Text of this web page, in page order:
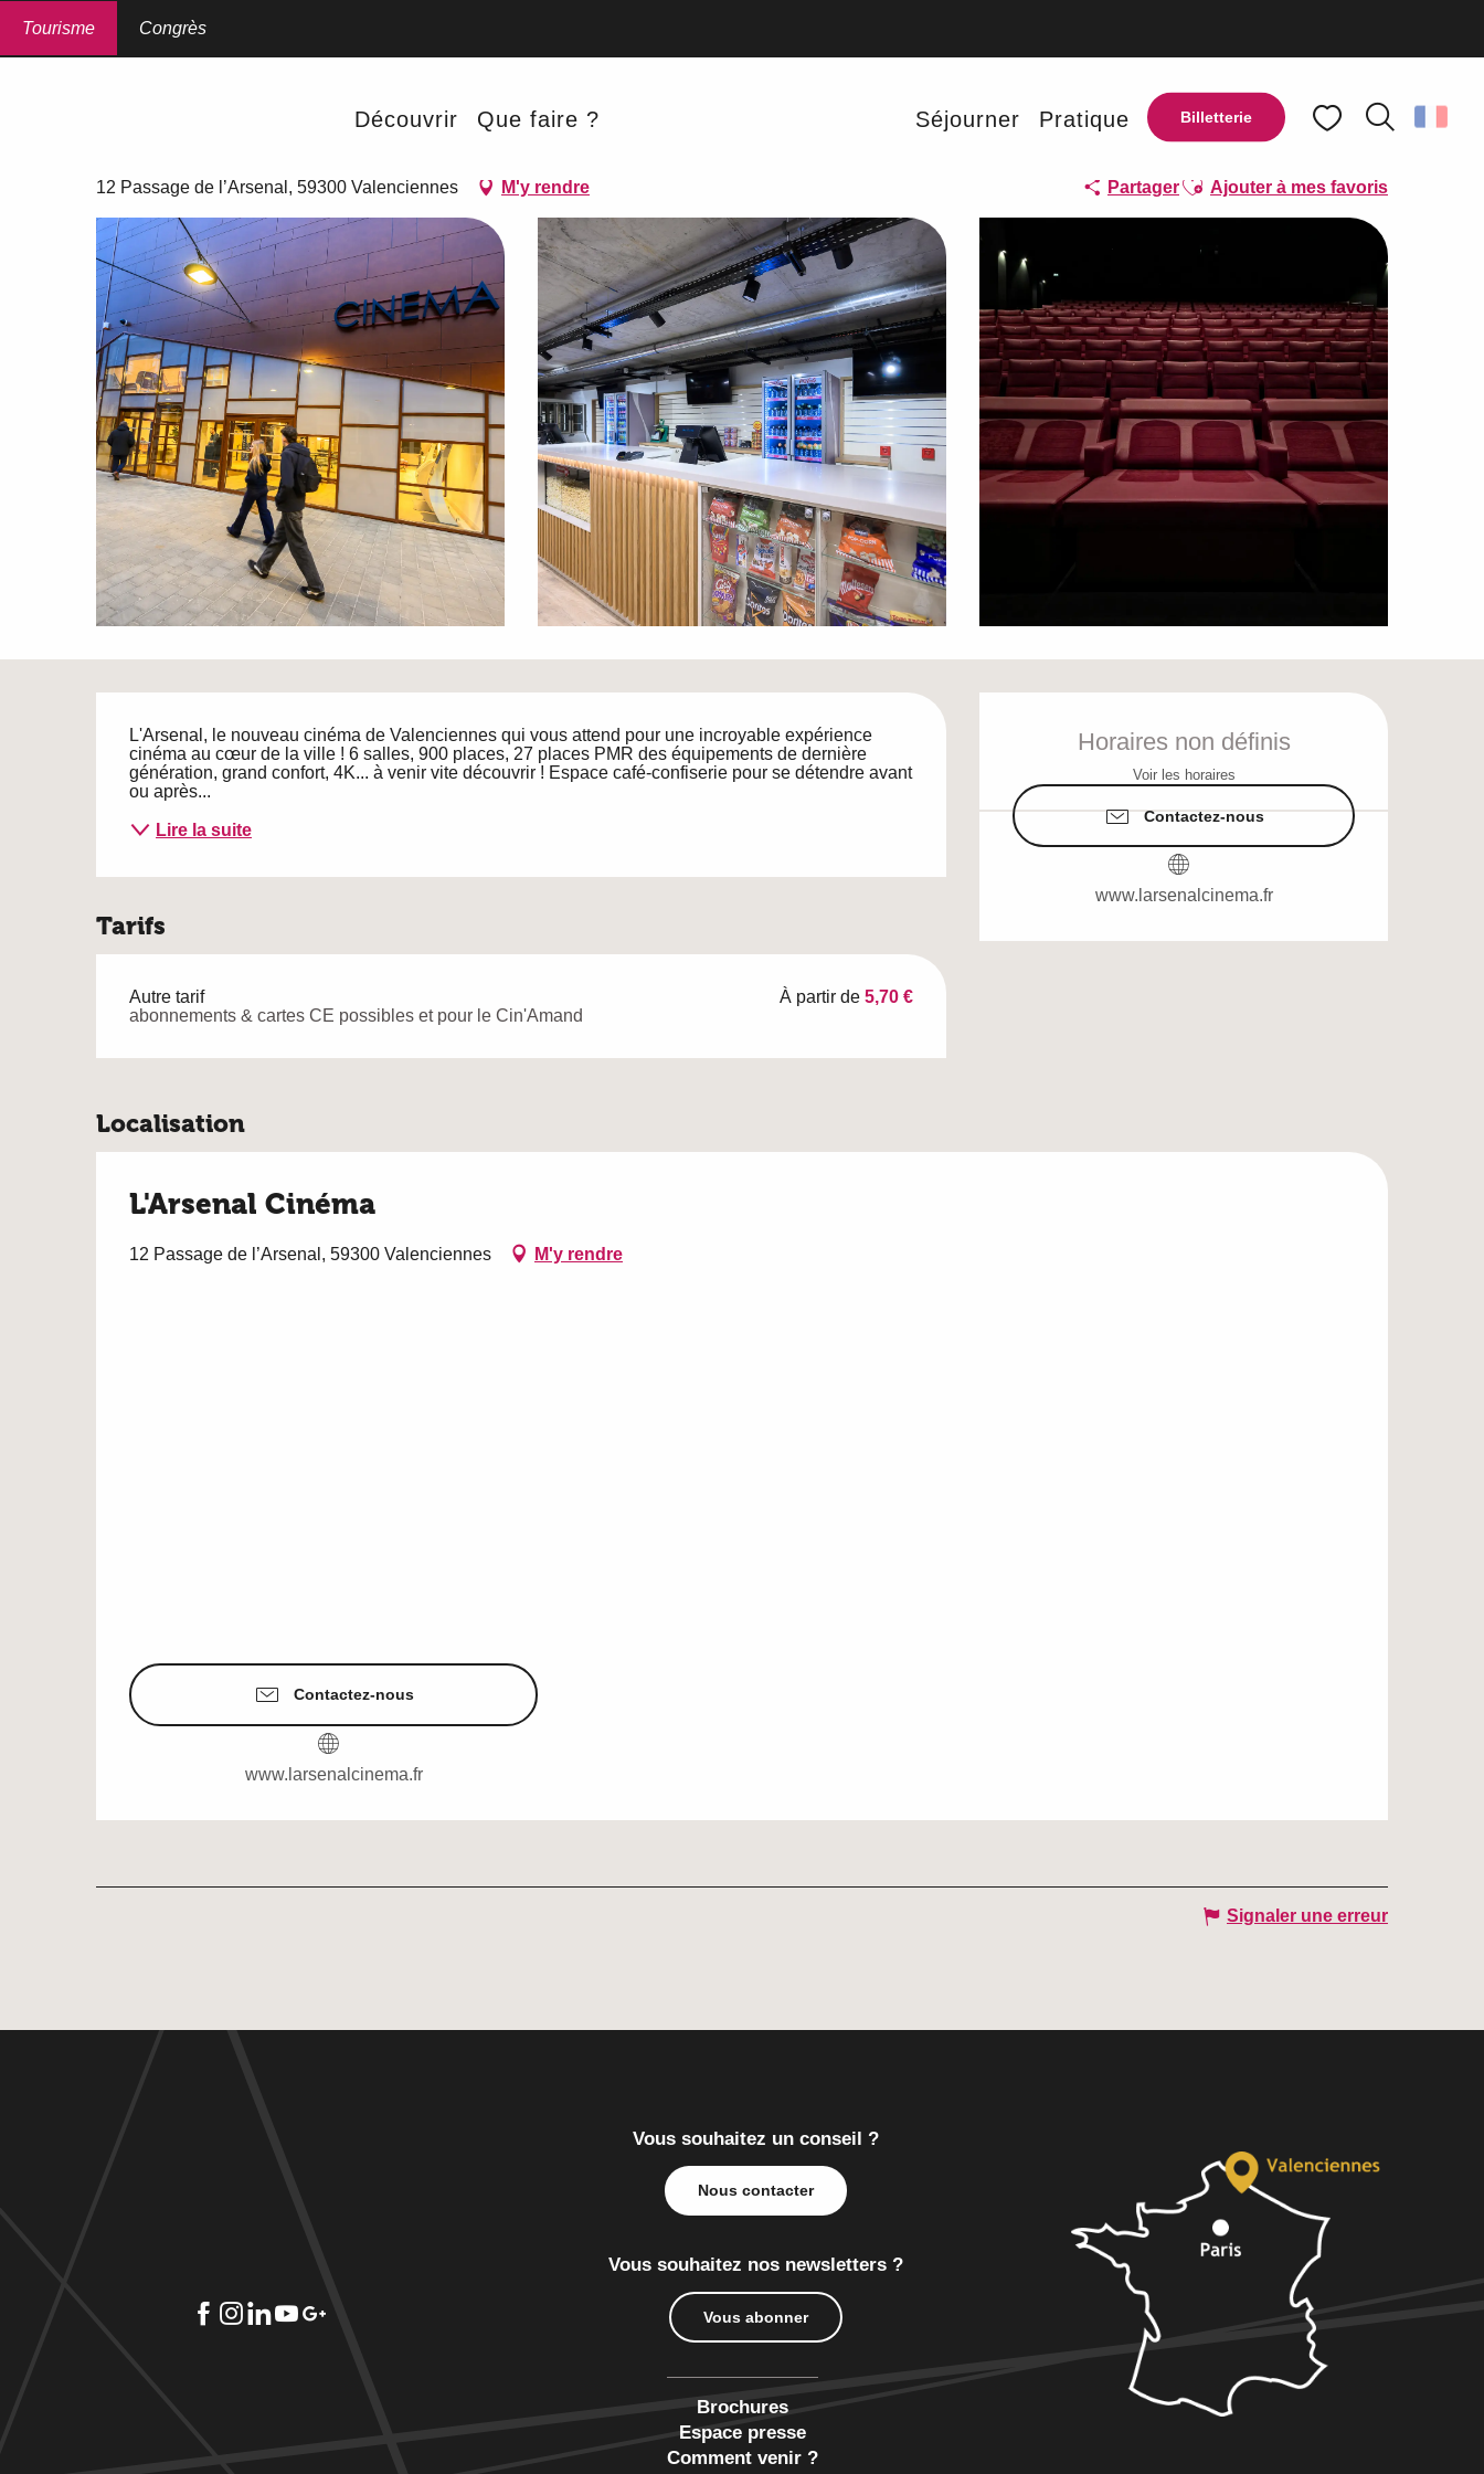
Billetterie
Tourisme Congrès
Découvrir Que faire ? Séjourner Pratique
Accueil L'Arsenal Cinéma
12 Passage de l’Arsenal, 59300 Valenciennes M'y rendre PartagerAjouter aux favoris
Ajouter à mes favoris
Ouverture et
Horaires non définis
Voir les horaires
Contactez-nous
www.larsenalcinema.fr
Description
L'Arsenal, le nouveau cinéma de Valenciennes qui vous attend pour une incroyable expérience
cinéma au cœur de la ville ! 6 salles, 900 places, 27 places PMR des équipements de dernière
génération, grand confort, 4K... à venir vite découvrir ! Espace café-confiserie pour se détendre avant
ou après...
Lire la suite
Tarifs
Autre tarif
abonnements & cartes CE possibles et pour le Cin'Amand
À partir de5,70 €
Localisation
L'Arsenal Cinéma
12 Passage de l’Arsenal, 59300 Valenciennes M'y rendre
Contactez-nous
www.larsenalcinema.fr
Signaler une erreur
Vous souhaitez un conseil ?
Nous contacter
Vous souhaitez nos newsletters ?
Vous abonner
Brochures
Espace presse
Comment venir ?